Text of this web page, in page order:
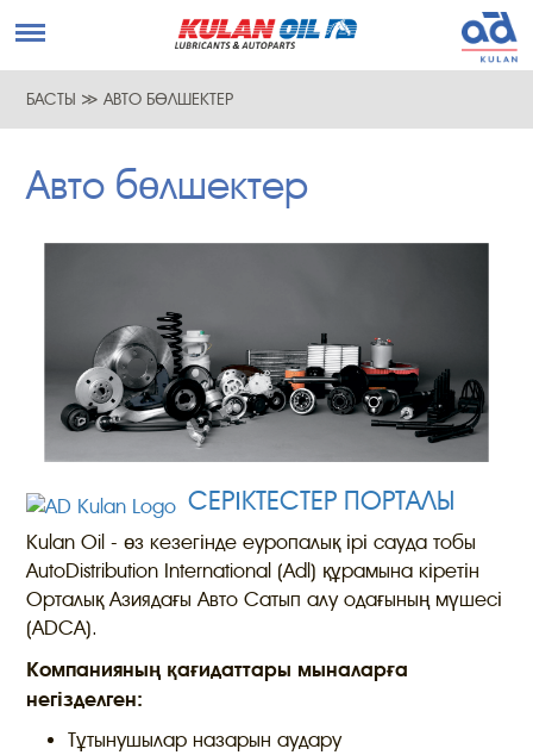
БАСТЫ ≫ АВТО БӨЛШЕКТЕР
Авто бөлшектер
СЕРІКТЕСТЕР ПОРТАЛЫ
Kulan Oil - өз кезегінде еуропалық ірі сауда тобы
AutoDistribution International (Adl) құрамына кіретін
Орталық Азиядағы Авто Сатып алу одағының мүшесі
(ADCA).
Компанияның қағидаттары мыналарға
негізделген:
Тұтынушылар назарын аудару